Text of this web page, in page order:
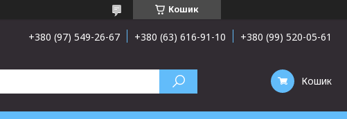
Кошик
+380 (97) 549-26-67 +380 (63) 616-91-10 +380 (99) 520-05-61
Кошик